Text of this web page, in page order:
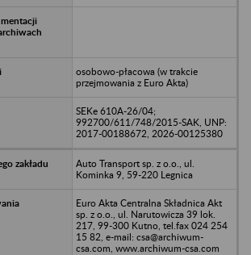
osobowo-płacowa (w trakcie
przejmowania z Euro Akta)
SEKe 610A-26/04;
992700/611/748/2015-SAK, UNP:
2017-00188672, 2026-00125380
Auto Transport sp. z o.o., ul.
Kominka 9, 59-220 Legnica
Euro Akta Centralna Składnica Akt
sp. z o.o., ul. Narutowicza 39 lok.
217, 99-300 Kutno, tel.fax 024 254
15 82, e-mail: csa@archiwum-
csa.com, www.archiwum-csa.com